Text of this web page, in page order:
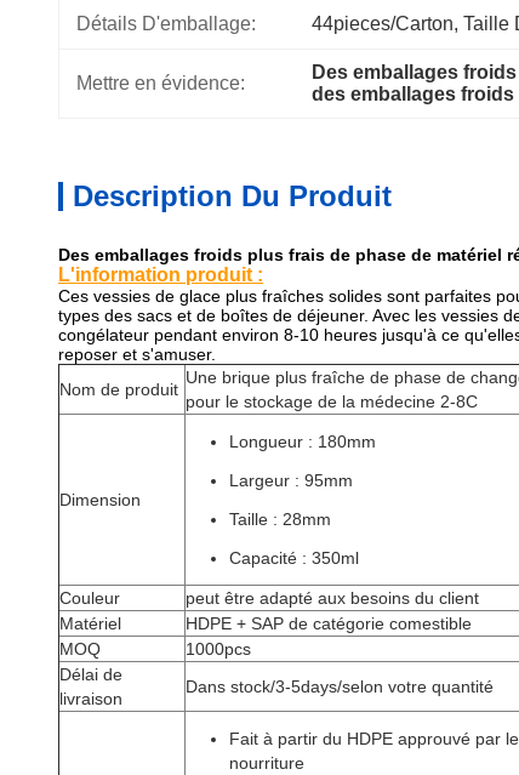
Détails D'emballage: 44pieces/carton, Taille
Mettre en évidence:
Des emballages
des emballages
Description Du Produit
Des emballages froids plus frais de phase de matériel
L'information produit :
Ces vessies de glace plus fraîches solides sont parfaites
types des sacs et de boîtes de déjeuner. Avec les vessies
congélateur pendant environ 8-10 heures jusqu'à ce
reposer et s'amuser.
Nom de produit
Une brique plus fraîche de phase de
pour le stockage de la médecine 2-8C
Dimension
Longueur : 180mm
Largeur : 95mm
Taille : 28mm
Capacité : 350ml
Couleur
peut être adapté aux besoins du client
Matériel
HDPE + SAP de catégorie comestible
MOQ
1000pcs
Délai de
livraison
Dans stock/3-5days/selon votre quantité
Fait à partir du HDPE approuvé par
nourriture